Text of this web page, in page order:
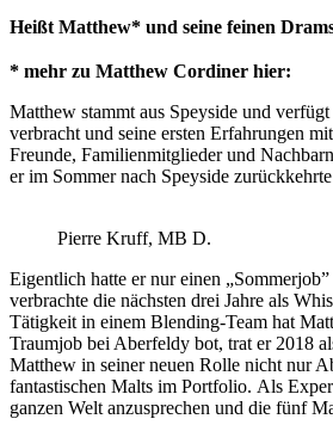
Heißt Matthew* und seine feinen
* mehr zu Matthew Cordiner hier:
Matthew stammt aus Speyside und
verbracht und seine ersten Erfahrungen
Freunde, Familienmitglieder und
er im Sommer nach Speyside
Pierre Kruff, MB D.
Eigentlich hatte er nur einen
verbrachte die nächsten drei Jahre als
Tätigkeit in einem Blending-Team hat
Traumjob bei Aberfeldy bot, trat er 2018
Matthew in seiner neuen Rolle nicht nur
fantastischen Malts im Portfolio. Als
ganzen Welt anzusprechen und die fünf